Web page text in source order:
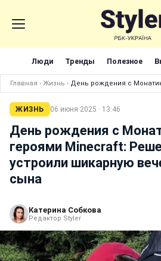
Люди Тренды Полезное
Главная › Жизнь › День рождения с
ЖИЗНЬ 06 июня 2025 · 13:46
День рождения с
героями Minecraft:
устроили шикарную
сына
Катерина Собкова
Редактор Styler